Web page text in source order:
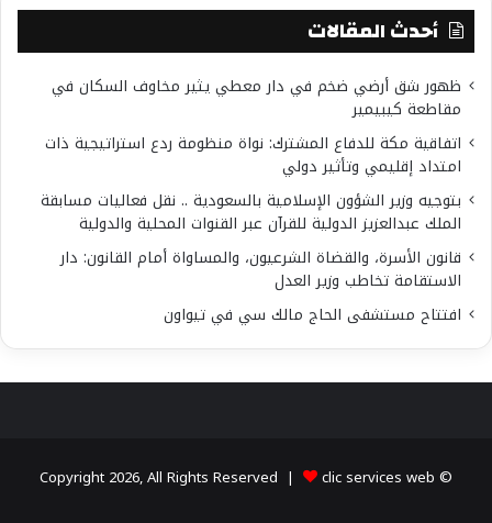
أحدث المقالات
ظهور شق أرضي ضخم في دار معطي يثير مخاوف السكان في
مقاطعة كيبيمير
اتفاقية مكة للدفاع المشترك: نواة منظومة ردع استراتيجية ذات
امتداد إقليمي وتأثير دولي
بتوجيه وزير الشؤون الإسلامية بالسعودية .. نقل فعاليات مسابقة
الملك عبدالعزيز الدولية للقرآن عبر القنوات المحلية والدولية
قانون الأسرة، والقضاة الشرعيون، والمساواة أمام القانون: دار
الاستقامة تخاطب وزير العدل
افتتاح مستشفى الحاج مالك سي في تيواون
© Copyright 2026, All Rights Reserved |
clic services web